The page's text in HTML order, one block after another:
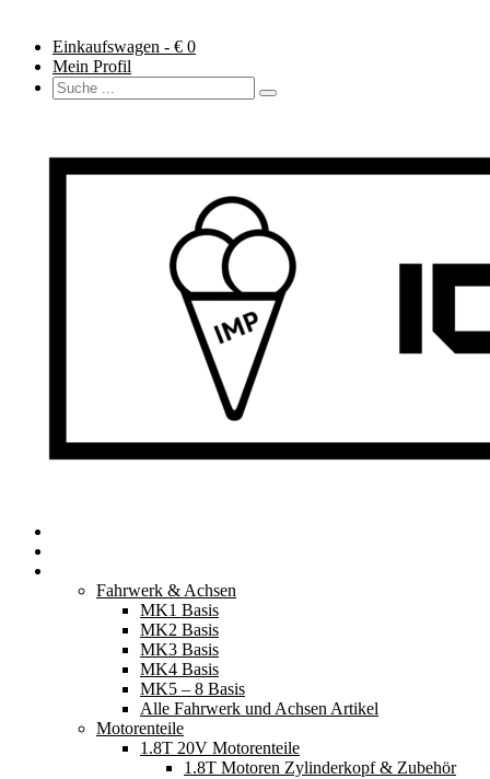
Einkaufswagen - € 0
Mein Profil
Fahrwerk & Achsen
MK1 Basis
MK2 Basis
MK3 Basis
MK4 Basis
MK5 – 8 Basis
Alle Fahrwerk und Achsen Artikel
Motorenteile
1.8T 20V Motorenteile
1.8T Motoren Zylinderkopf & Zubehör